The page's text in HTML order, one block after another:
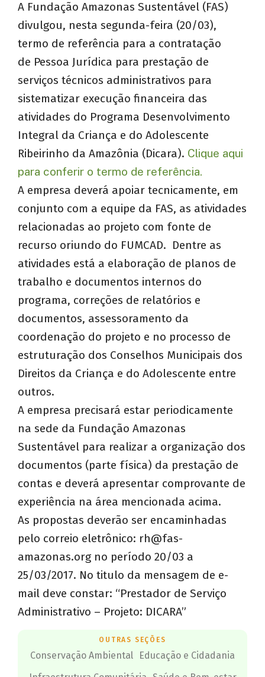
A Fundação Amazonas Sustentável (FAS)
divulgou, nesta segunda-feira (20/03),
termo de referência para a contratação
de Pessoa Jurídica para prestação de
serviços técnicos administrativos para
sistematizar execução financeira das
atividades do Programa Desenvolvimento
Integral da Criança e do Adolescente
Ribeirinho da Amazônia (Dicara). Clique aqui
para conferir o termo de referência.
A empresa deverá apoiar tecnicamente, em
conjunto com a equipe da FAS, as atividades
relacionadas ao projeto com fonte de
recurso oriundo do FUMCAD. Dentre as
atividades está a elaboração de planos de
trabalho e documentos internos do
programa, correções de relatórios e
documentos, assessoramento da
coordenação do projeto e no processo de
estruturação dos Conselhos Municipais dos
Direitos da Criança e do Adolescente entre
outros.
A empresa precisará estar periodicamente
na sede da Fundação Amazonas
Sustentável para realizar a organização dos
documentos (parte física) da prestação de
contas e deverá apresentar comprovante de
experiência na área mencionada acima.
As propostas deverão ser encaminhadas
pelo correio eletrônico: rh@fas-
amazonas.orgno período 20/03 a
25/03/2017. No titulo da mensagem de e-
mail deve constar: “Prestador de Serviço
Administrativo – Projeto: DICARA”
OUTRAS SEÇÕES
Conservação Ambiental
Educação e Cidadania